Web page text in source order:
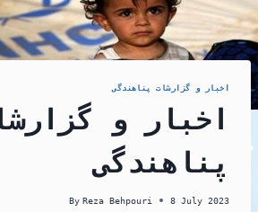
اخبار و گزارشات پناهندگی
اخبار و
پناهندگی
By Reza Behpouri 8 July 2023